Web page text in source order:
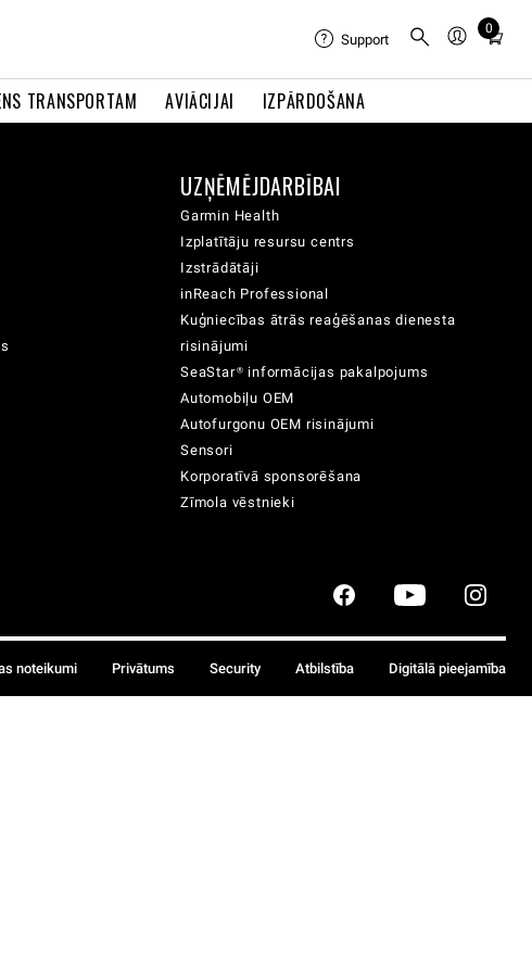
TRANSPORTAM AVIĀCIJAI IZPĀRDOŠANA
Support
0
Total
cart:
UZŅĒMĒJDARBĪBAI
Garmin Health
Izplatītāju resursu centrs
Izstrādātāji
inReach Professional
Kuģniecības ātrās reaģēšanas dienesta
risinājumi
SeaStar® informācijas pakalpojums
Automobiļu OEM
Autofurgonu OEM risinājumi
Sensori
Korporatīvā sponsorēšana
Zīmola vēstnieki
noteikumi Privātums Security Atbilstība Digitālā pieejamība